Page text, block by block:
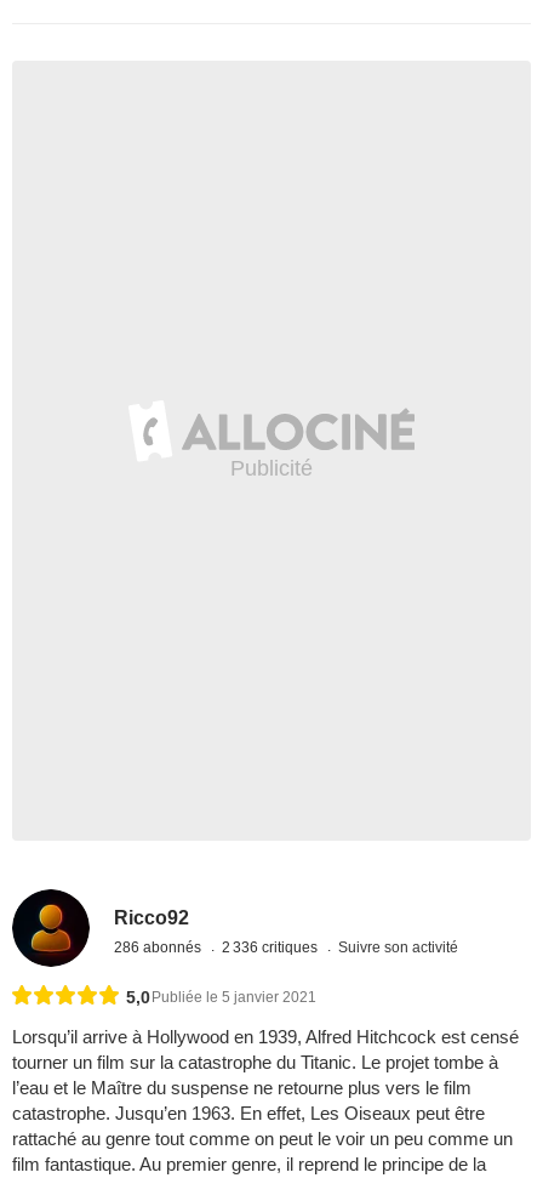
Ricco92
286 abonnés 2 336 critiques Suivre son activité
5,0 Publiée le 5 janvier 2021
Lorsqu’il arrive à Hollywood en 1939, Alfred Hitchcock est censé
tourner un film sur la catastrophe du Titanic. Le projet tombe à
l’eau et le Maître du suspense ne retourne plus vers le film
catastrophe. Jusqu’en 1963. En effet, Les Oiseaux peut être
rattaché au genre tout comme on peut le voir un peu comme un
film fantastique. Au premier genre, il reprend le principe de la